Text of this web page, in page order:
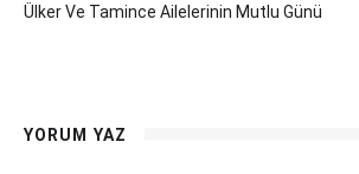
Ülker Ve Tamince Ailelerinin Mutlu Günü
YORUM YAZ